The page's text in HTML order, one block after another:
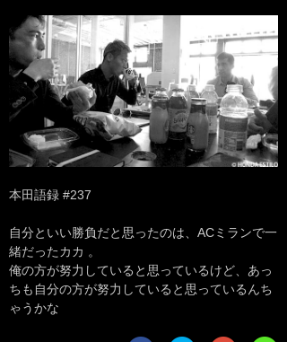
本田語録 #237
自分といい勝負だと思ったのは、ACミランで一
緒だったカカ 。
俺の方が努力していると思っているけど、あっ
ちも自分の方が努力していると思っているんち
ゃうかな